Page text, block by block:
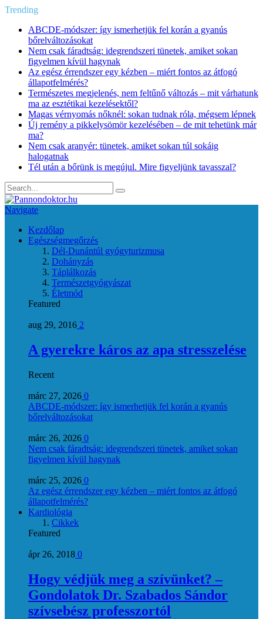
Trending
ABCDE‑módszer: így ismerhetjük fel korán a gyanús
bőrelváltozásokat
Nem csak fáradtság: idegrendszeri tünetek, amiket sokan
figyelmen kívül hagynak
Az egész érrendszer egy kézben – miért fontos az átfogó
állapotfelmérés?
Természetes megjelenés, nem feltűnő változás – mit várhatunk
ma az esztétikai kezelésektől?
Magas vérnyomás nőknél: sokan tudnak róla, mégsem lépnek
Új remény a pikkelysömör kezelésében – de mit tehetünk már
ma?
Nem csak aranyér: tünetek, amiket sokan túl sokáig
halogatnak
Tél után a bőrünk is megújul. Mire figyeljünk tavasszal?
Navigate
Kezdőlap
Egészségmegőrzés
Dél-Dunántúl gyógyturizmusa
Dohányzás
Táplálkozás
Természetgyógyászat
Életmód
Featured
aug 29, 2016 2
A gyerekre káros az apa stresszelése
Recent
márc 27, 2026 0
ABCDE‑módszer: így ismerhetjük fel korán a gyanús
bőrelváltozásokat
márc 26, 2026 0
Nem csak fáradtság: idegrendszeri tünetek, amiket sokan
figyelmen kívül hagynak
márc 25, 2026 0
Az egész érrendszer egy kézben – miért fontos az átfogó
állapotfelmérés?
Kardiológia
Cikkek
Featured
ápr 26, 2018 0
Hogy védjük meg a szívünket? –
Gondolatok Dr. Szabados Sándor
szívsebész professzortól